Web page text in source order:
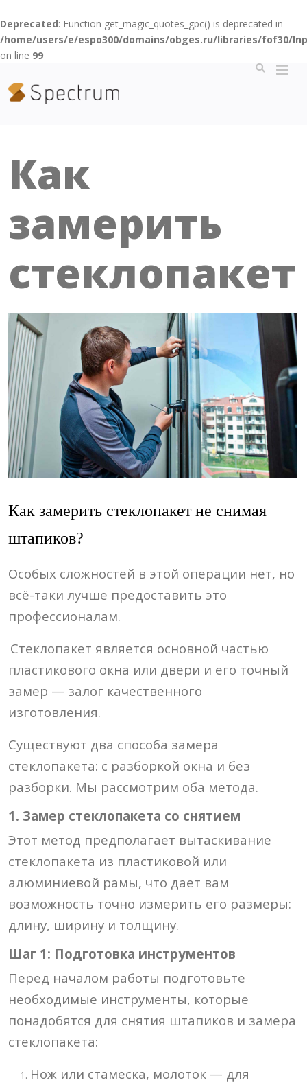
Deprecated: Function get_magic_quotes_gpc() is deprecated in
/home/users/e/espo300/domains/obges.ru/libraries/fof30/
on line 99
Как
замерить
стеклопакет
Как замерить стеклопакет не снимая
штапиков?
Особых сложностей в этой операции нет, но
всё-таки лучше предоставить это
профессионалам.
Стеклопакет является основной частью
пластикового окна или двери и его точный
замер — залог качественного
изготовления.
Существуют два способа замера
стеклопакета: с разборкой окна и без
разборки. Мы рассмотрим оба метода.
1. Замер стеклопакета со снятием
Этот метод предполагает вытаскивание
стеклопакета из пластиковой или
алюминиевой рамы, что дает вам
возможность точно измерить его размеры:
длину, ширину и толщину.
Шаг 1: Подготовка инструментов
Перед началом работы подготовьте
необходимые инструменты, которые
понадобятся для снятия штапиков и замера
стеклопакета:
Нож или стамеска, молоток — для